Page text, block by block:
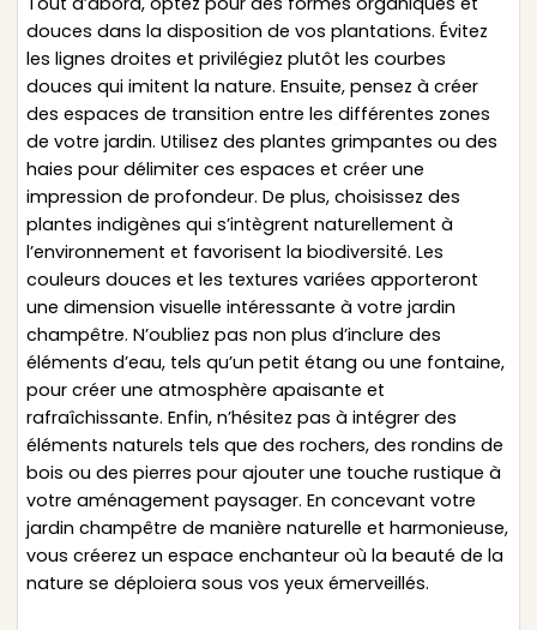
douces dans la disposition de vos plantations. Évitez
les lignes droites et privilégiez plutôt les courbes
douces qui imitent la nature. Ensuite, pensez à créer
des espaces de transition entre les différentes zones
de votre jardin. Utilisez des plantes grimpantes ou des
haies pour délimiter ces espaces et créer une
impression de profondeur. De plus, choisissez des
plantes indigènes qui s’intègrent naturellement à
l’environnement et favorisent la biodiversité. Les
couleurs douces et les textures variées apporteront
une dimension visuelle intéressante à votre jardin
champêtre. N’oubliez pas non plus d’inclure des
éléments d’eau, tels qu’un petit étang ou une fontaine,
pour créer une atmosphère apaisante et
rafraîchissante. Enfin, n’hésitez pas à intégrer des
éléments naturels tels que des rochers, des rondins de
bois ou des pierres pour ajouter une touche rustique à
votre aménagement paysager. En concevant votre
jardin champêtre de manière naturelle et harmonieuse,
vous créerez un espace enchanteur où la beauté de la
nature se déploiera sous vos yeux émerveillés.